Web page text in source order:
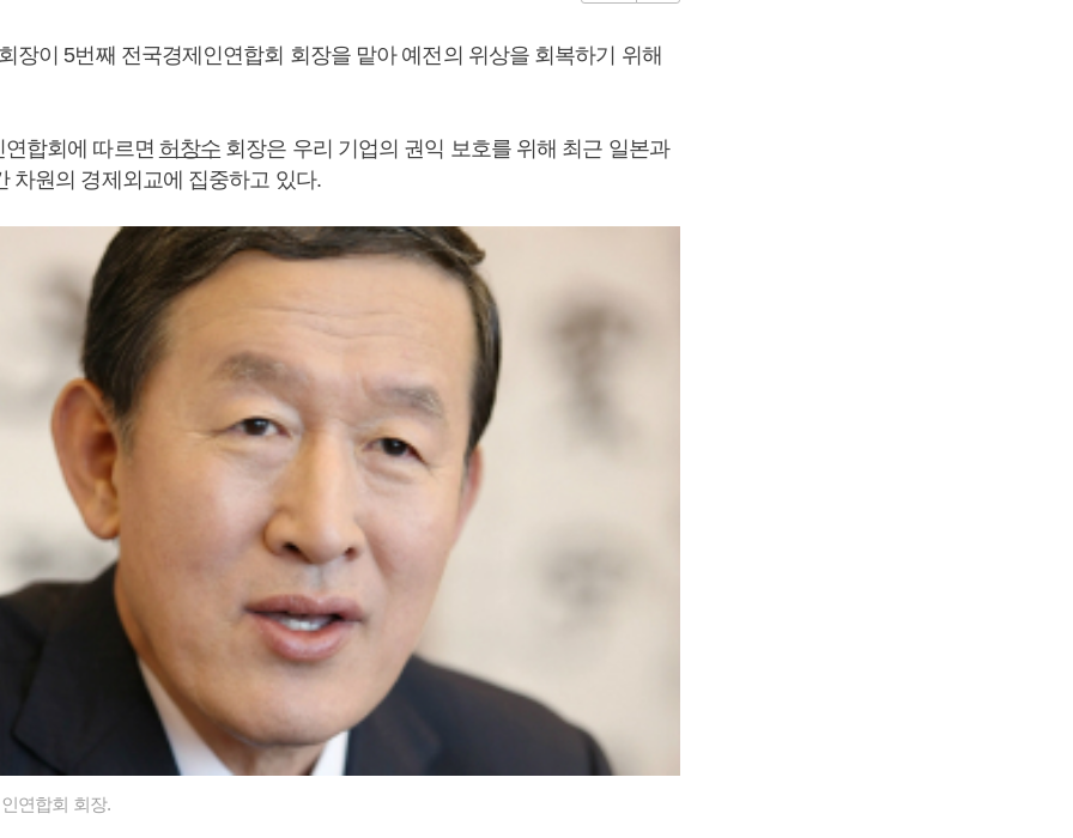
장이 5번째 전국경제인연합회 회장을 맡아 예전의 위상을 회복하기 위해
합회에 따르면 허창수 회장은 우리 기업의 권익 보호를 위해 최근 일본과
차원의 경제외교에 집중하고 있다.
연합회 회장.